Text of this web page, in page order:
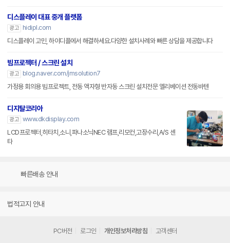
디스플레이 대표 중개 플랫폼
광고
hidipl.com
디스플레이 고민, 하이디플에서 해결하세요.다양한 설치사례와 빠른 상담을 제공합니다
빔프로젝터 / 스크린 설치
광고
blog.naver.com/jmsolution7
가정용 회의용 빔프로젝트, 전동 액자형 반자동 스크린 설치전문 엘리베이션 전동바텐
디지탈코리아
광고 www.dkdisplay.com
LCD프로젝터,히타치,소니,파나소닉NEC 램프,리모컨,고장수리,A/S 센
타
빠른배송 안내
법적고지 안내
PC버전 로그인 개인정보처리방침 고객센터